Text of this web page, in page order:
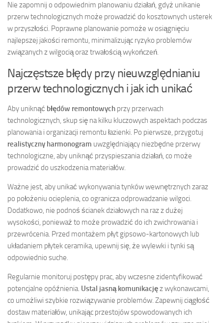
Nie zapomnij o odpowiednim planowaniu działań, gdyż unikanie
przerw technologicznych może prowadzić do kosztownych usterek
w przyszłości. Poprawne planowanie pomoże w osiągnięciu
najlepszej jakości remontu, minimalizując ryzyko problemów
związanych z wilgocią oraz trwałością wykończeń.
Najczęstsze błędy przy nieuwzględnianiu
przerw technologicznych i jak ich unikać
Aby uniknąć błędów remontowych przy przerwach
technologicznych, skup się na kilku kluczowych aspektach podczas
planowania i organizacji remontu łazienki. Po pierwsze, przygotuj
realistyczny harmonogram uwzględniający niezbędne przerwy
technologiczne, aby uniknąć przyspieszania działań, co może
prowadzić do uszkodzenia materiałów.
Ważne jest, aby unikać wykonywania tynków wewnętrznych zaraz
po położeniu ocieplenia, co ogranicza odprowadzanie wilgoci.
Dodatkowo, nie podnoś ścianek działowych na raz z dużej
wysokości, ponieważ to może prowadzić do ich zwichrowania i
przewrócenia. Przed montażem płyt gipsowo-kartonowych lub
układaniem płytek ceramika, upewnij się, że wylewki i tynki są
odpowiednio suche.
Regularnie monitoruj postępy prac, aby wczesne zidentyfikować
potencjalne opóźnienia. Ustal jasną komunikacjęz wykonawcami,
co umożliwi szybkie rozwiązywanie problemów. Zapewnij ciągłość
dostaw materiałów, unikając przestojów spowodowanych ich